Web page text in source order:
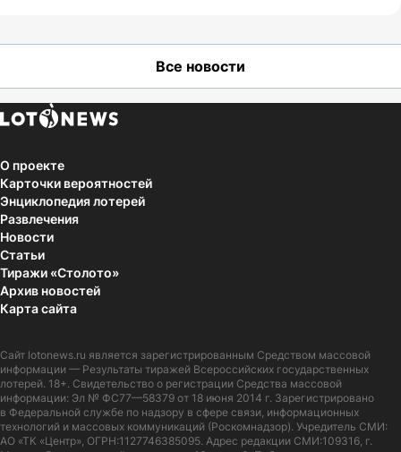
Все новости
О проекте
Карточки вероятностей
Энциклопедия лотерей
Развлечения
Новости
Статьи
Тиражи «Столото»
Архив новостей
Карта сайта
Сайт lotonews.ru является зарегистрированным Средством массовой
информации — Результаты тиражей Всероссийских государственных
лотерей. 18+. Свидетельство о регистрации Средства массовой
информации: Эл № ФС77—58379 от 18 июня 2014 г. Зарегистрировано
в Федеральной службе по надзору в сфере связи, информационных
технологий и массовых коммуникаций (Роскомнадзор). Учредитель СМИ:
АО «ТК «Центр», ОГРН:1127746385095. Адрес редакции СМИ:109316, г.